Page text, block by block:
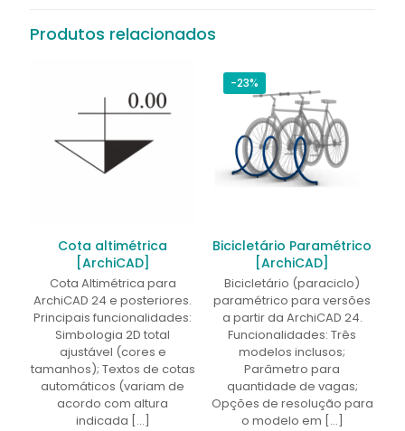
PL [ArchiCAD]”
1 de 5 2 de 5
estrelas
4 de 5
estrelas
5 de 5
estrelas
Nome*
Produtos relacionados
Cota altimétrica
[ArchiCAD]
Cota Altimétrica para
ArchiCAD 24 e posteriores.
Principais funcionalidades:
Simbologia 2D total
ajustável (cores e
tamanhos); Textos de cotas
automáticos (variam de
acordo com altura
indicada […]
-23%
Bicicletário Paramétrico
[ArchiCAD]
Bicicletário (paraciclo)
paramétrico para versões
a partir da ArchiCAD 24.
Funcionalidades: Três
modelos inclusos;
Parâmetro para
quantidade de vagas;
Opções de resolução para
o modelo em […]